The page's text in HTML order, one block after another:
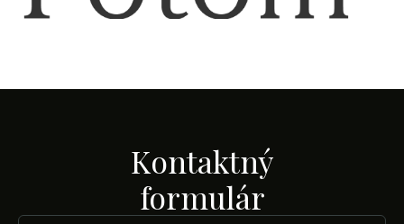
Kontaktný
formulár